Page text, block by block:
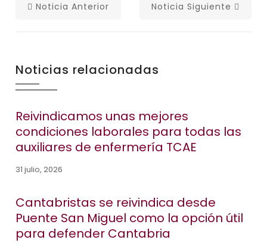
Noticia Anterior Noticia Siguiente
Noticias relacionadas
Reivindicamos unas mejores
condiciones laborales para todas las
auxiliares de enfermería TCAE
31 julio, 2026
Cantabristas se reivindica desde
Puente San Miguel como la opción útil
para defender Cantabria